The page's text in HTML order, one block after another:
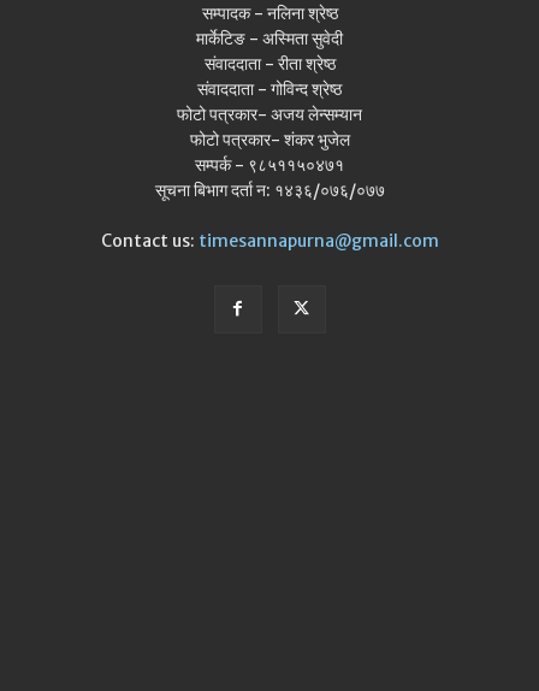
सम्पादक - नलिना श्रेष्ठ
मार्केटिङ - अस्मिता सुवेदी
संवाददाता - रीता श्रेष्ठ
संवाददाता - गोविन्द श्रेष्ठ
फोटो पत्रकार- अजय लेन्सम्यान
फोटो पत्रकार- शंकर भुजेल
सम्पर्क - ९८५११५०४७१
सूचना बिभाग दर्ता न: १४३६/०७६/०७७
Contact us: timesannapurna@gmail.com